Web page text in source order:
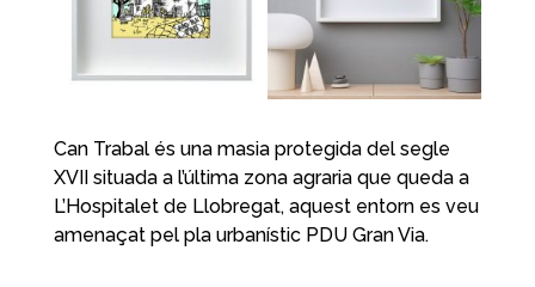
Can Trabal és una masia protegida del segle
XVII situada a l’última zona agraria que queda a
L’Hospitalet de Llobregat, aquest entorn es veu
amenaçat pel pla urbanístic PDU Gran Via.